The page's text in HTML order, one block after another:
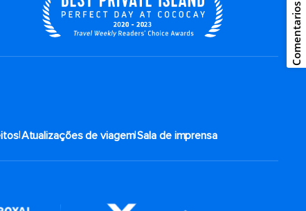
|Atualizações de viagem|Sala de imprensa
Comentarios